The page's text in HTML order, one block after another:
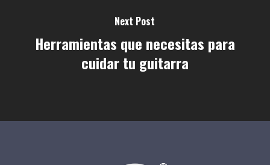
Next Post
Herramientas que necesitas para
cuidar tu guitarra